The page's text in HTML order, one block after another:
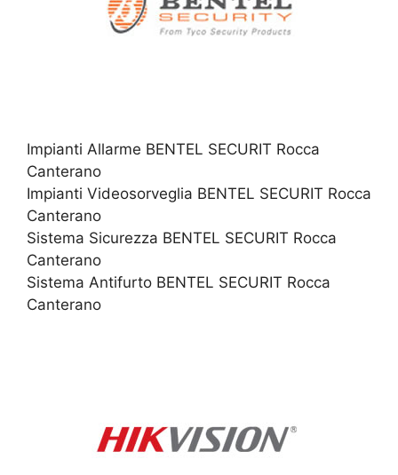
Impianti Allarme BENTEL SECURIT Rocca
Canterano
Impianti Videosorveglia BENTEL SECURIT Rocca
Canterano
Sistema Sicurezza BENTEL SECURIT Rocca
Canterano
Sistema Antifurto BENTEL SECURIT Rocca
Canterano